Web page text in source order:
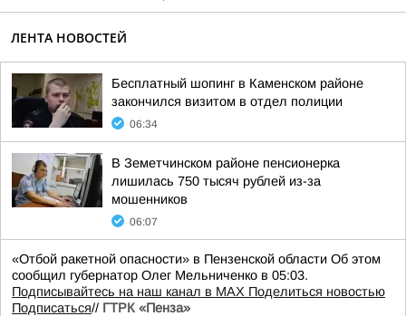
ЛЕНТА НОВОСТЕЙ
Бесплатный шопинг в Каменском районе
закончился визитом в отдел полиции
06:34
В Земетчинском районе пенсионерка
лишилась 750 тысяч рублей из-за
мошенников
06:07
«Отбой ракетной опасности» в Пензенской области Об этом
сообщил губернатор Олег Мельниченко в 05:03.
Подписывайтесь на наш канал в MAX Поделиться новостью
Подписаться// ГТРК «Пенза»